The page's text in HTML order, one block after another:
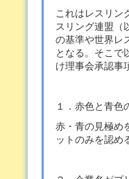
これはレスリン
スリング連盟（
の基準や世界レ
となる。そこで
け理事会承認事
１．赤色と青色
赤・青の見極め
ットのみを認め